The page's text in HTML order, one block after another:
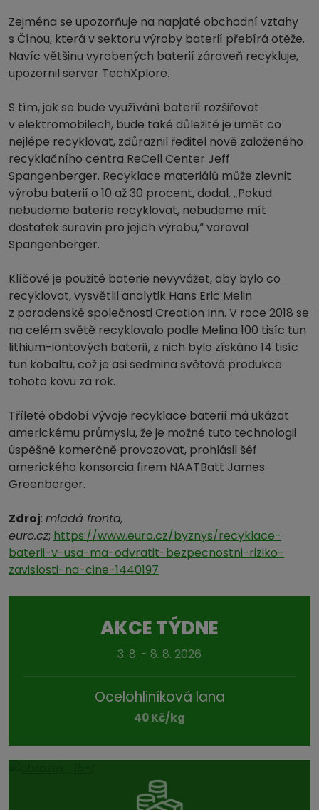
Zejména se upozorňuje na napjaté obchodní vztahy
s Čínou, která v sektoru výroby baterií přebírá otěže.
Navíc většinu vyrobených baterií zároveň recykluje,
upozornil server TechXplore.
S tím, jak se bude využívání baterií rozšiřovat
v elektromobilech, bude také důležité je umět co
nejlépe recyklovat, zdůraznil ředitel nově založeného
recyklačního centra ReCell Center Jeff
Spangenberger. Recyklace materiálů může zlevnit
výrobu baterií o 10 až 30 procent, dodal. „Pokud
nebudeme baterie recyklovat, nebudeme mít
dostatek surovin pro jejich výrobu,“ varoval
Spangenberger.
Klíčové je použité baterie nevyvážet, aby bylo co
recyklovat, vysvětlil analytik Hans Eric Melin
z poradenské společnosti Creation Inn. V roce 2018 se
na celém světě recyklovalo podle Melina 100 tisíc tun
lithium-iontových baterií, z nich bylo získáno 14 tisíc
tun kobaltu, což je asi sedmina světové produkce
tohoto kovu za rok.
Tříleté období vývoje recyklace baterií má ukázat
americkému průmyslu, že je možné tuto technologii
úspěšně komerčně provozovat, prohlásil šéf
amerického konsorcia firem NAATBatt James
Greenberger.
Zdroj: mladá fronta,
euro.cz; https://www.euro.cz/byznys/recyklace-
baterii-v-usa-ma-odvratit-bezpecnostni-riziko-
zavislosti-na-cine-1440197
AKCE TÝDNE
3. 8. - 8. 8. 2026
Ocelohliníková lana
40 Kč/kg